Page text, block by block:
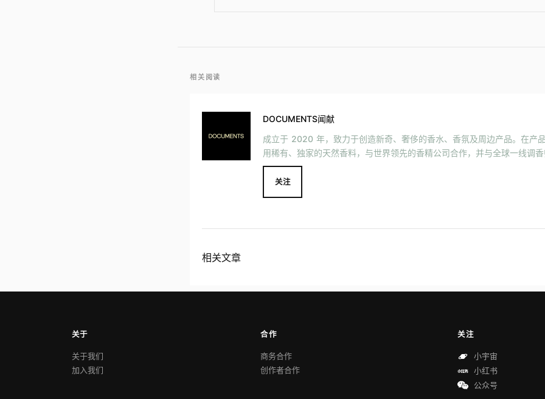
相关阅读
DOCUMENTS闻献
成立于 2020 年，致力于创造新奇、奢侈的香水、香氛及周边产品。在产
用稀有、独家的天然香料，与世界领先的香精公司合作，并与全球一线调
关注
相关文章
关于
关于我们
加入我们
合作
商务合作
创作者合作
关注
小宇宙
小红书
公众号